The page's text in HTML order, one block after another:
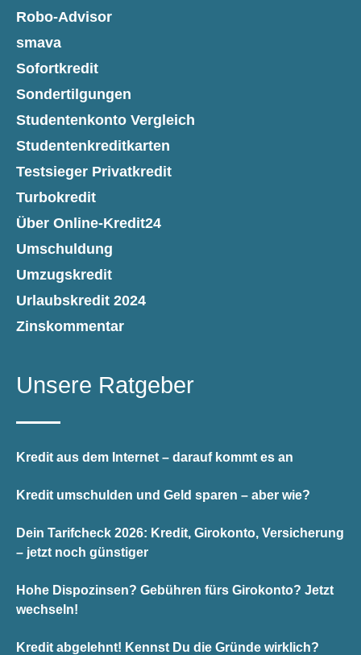
Robo-Advisor
smava
Sofortkredit
Sondertilgungen
Studentenkonto Vergleich
Studentenkreditkarten
Testsieger Privatkredit
Turbokredit
Über Online-Kredit24
Umschuldung
Umzugskredit
Urlaubskredit 2024
Zinskommentar
Unsere Ratgeber
Kredit aus dem Internet – darauf kommt es an
Kredit umschulden und Geld sparen – aber wie?
Dein Tarifcheck 2026: Kredit, Girokonto, Versicherung
– jetzt noch günstiger
Hohe Dispozinsen? Gebühren fürs Girokonto? Jetzt
wechseln!
Kredit abgelehnt! Kennst Du die Gründe wirklich?